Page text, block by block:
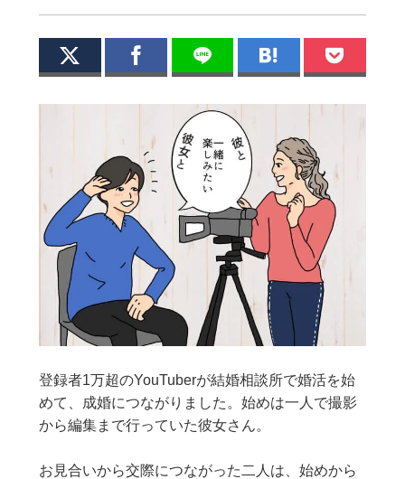
登録者1万超のYouTuberが結婚相談所で婚活を始
めて、成婚につながりました。始めは一人で撮影
から編集まで行っていた彼女さん。
お見合いから交際につながった二人は、始めから